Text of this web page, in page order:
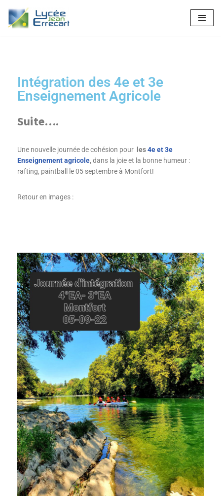
Aller
Intégration des 4e et 3e
Enseignement Agricole
Suite….
Une nouvelle journée de cohésion pour les4e et 3e
Enseignement agricole,dans la joie et la bonne humeur :
rafting, paintball le 05 septembre à Montfort!
Retour en images :